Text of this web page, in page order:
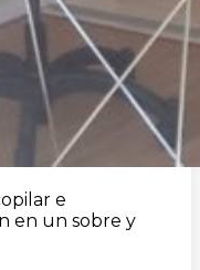
e
en un sobre y